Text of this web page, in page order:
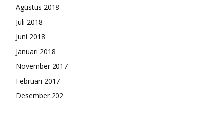
Agustus 2018
Juli 2018
Juni 2018
Januari 2018
November 2017
Februari 2017
Desember 202